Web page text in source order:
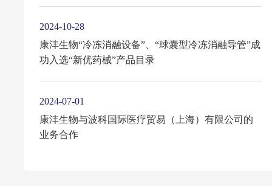
2024-10-28
康沣生物“冷冻消融设备”、“球囊型冷冻消融导管”成
功入选“新优药械”产品目录
2024-07-01
康沣生物与波科国际医疗贸易（上海）有限公司的
业务合作